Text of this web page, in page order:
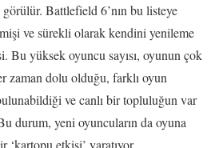
Battlefield 6’nın bu listeye
ve sürekli olarak kendini yenileme
Bu yüksek oyuncu sayısı, oyunun çok
zaman dolu olduğu, farklı oyun
ve canlı bir topluluğun var
durum, yeni oyuncuların da oyuna
‘kartopu etkisi’ yaratıyor.